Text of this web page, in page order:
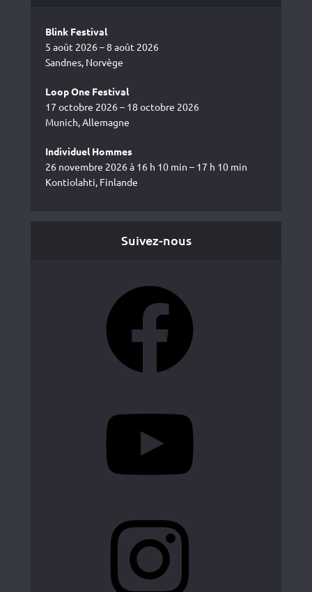
Blink Festival
5 août 2026 – 8 août 2026
Sandnes, Norvège
Loop One Festival
17 octobre 2026 – 18 octobre 2026
Munich, Allemagne
Individuel Hommes
26 novembre 2026 à 16 h 10 min – 17 h 10 min
Kontiolahti, Finlande
Suivez-nous